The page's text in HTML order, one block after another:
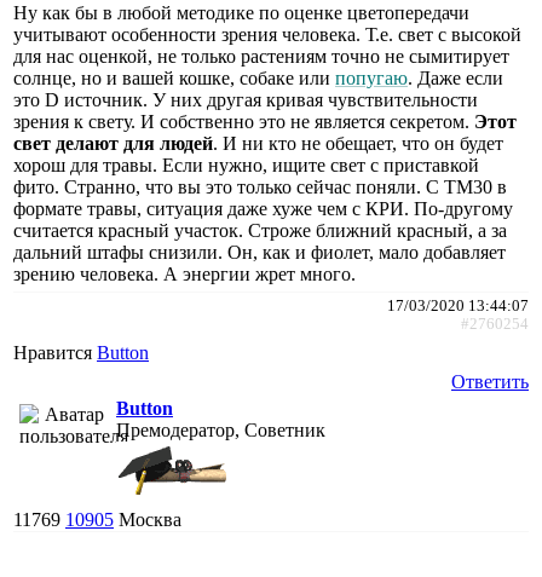
Ну как бы в любой методике по оценке цветопередачи
учитывают особенности зрения человека. Т.е. свет с высокой
для нас оценкой, не только растениям точно не сымитирует
солнце, но и вашей кошке, собаке или попугаю. Даже если
это D источник. У них другая кривая чувствительности
зрения к свету. И собственно это не является секретом. Этот
свет делают для людей. И ни кто не обещает, что он будет
хорош для травы. Если нужно, ищите свет с приставкой
фито. Странно, что вы это только сейчас поняли. С ТМ30 в
формате травы, ситуация даже хуже чем с КРИ. По-другому
считается красный участок. Строже ближний красный, а за
дальний штафы снизили. Он, как и фиолет, мало добавляет
зрению человека. А энергии жрет много.
17/03/2020 13:44:07
#2760254
Нравится Button
Ответить
Button
Премодератор, Советник
11769 10905 Москва